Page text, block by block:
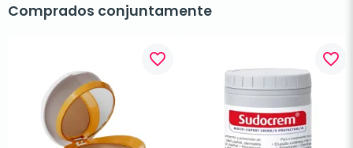
Comprados conjuntamente
favorite_border favorite_border